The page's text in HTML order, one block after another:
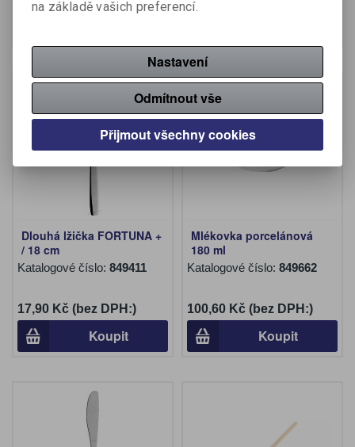
Dlouhá lžička FORTUNA +
/ 18 cm
Katalogové číslo: 849411
17,90 Kč (bez DPH:)
Koupit
Mlékovka porcelánová
180 ml
Katalogové číslo: 849662
100,60 Kč (bez DPH:)
Koupit
na základě vašich preferencí.
Nastavení
Odmítnout vše
Přijmout všechny cookies